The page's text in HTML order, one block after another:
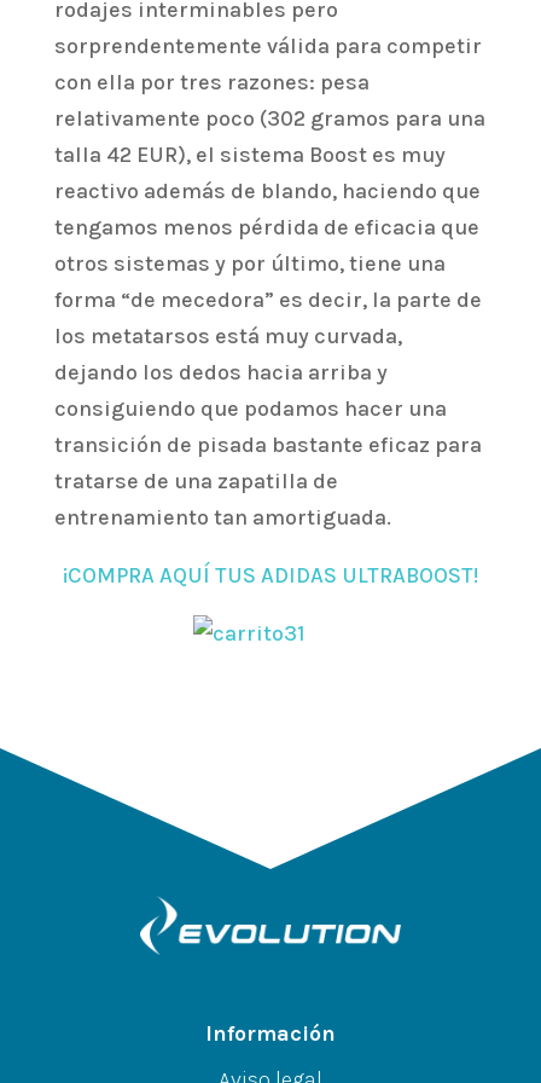
rodajes interminables pero
sorprendentemente válida para competir
con ella por tres razones: pesa
relativamente poco (302 gramos para una
talla 42 EUR), el sistema Boost es muy
reactivo además de blando, haciendo que
tengamos menos pérdida de eficacia que
otros sistemas y por último, tiene una
forma “de mecedora” es decir, la parte de
los metatarsos está muy curvada,
dejando los dedos hacia arriba y
consiguiendo que podamos hacer una
transición de pisada bastante eficaz para
tratarse de una zapatilla de
entrenamiento tan amortiguada.
¡COMPRA AQUÍ TUS ADIDAS ULTRABOOST!
Información